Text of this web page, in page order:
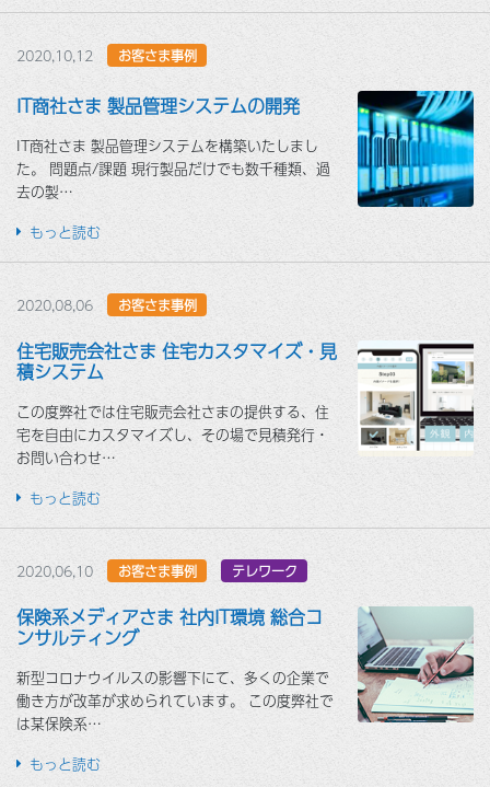
2020,10,12 お客さま事例
IT商社さま 製品管理システムの開発
IT商社さま 製品管理システムを構築いたしまし
た。 問題点/課題 現行製品だけでも数千種類、過
去の製…
もっと読む
2020,08,06 お客さま事例
住宅販売会社さま 住宅カスタマイズ・見
積システム
この度弊社では住宅販売会社さまの提供する、住
宅を自由にカスタマイズし、その場で見積発行・
お問い合わせ…
もっと読む
2020,06,10 お客さま事例 テレワーク
保険系メディアさま 社内IT環境 総合コ
ンサルティング
新型コロナウイルスの影響下にて、多くの企業で
働き方が改革が求められています。 この度弊社で
は某保険系…
もっと読む